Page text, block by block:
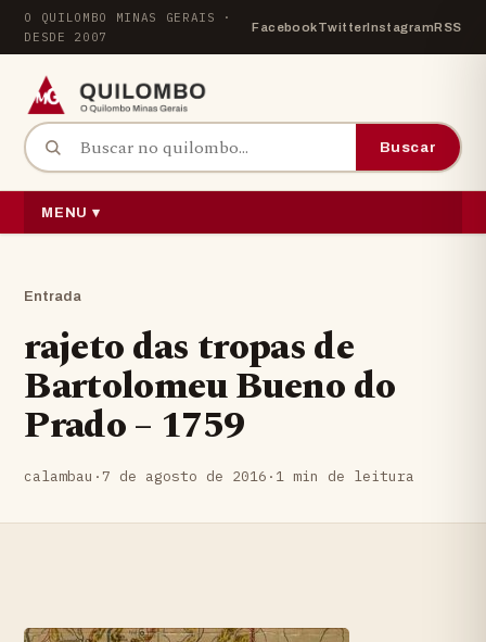
Pular para o conteúdo
O QUILOMBO MINAS GERAIS ·
DESDE 2007
FacebookTwitterInstagramRSS
Buscar por: Buscar
MENU ▾
Entrada
rajeto das tropas de
Bartolomeu Bueno do
Prado – 1759
calambau · 7 de agosto de 2016 · 1 min de leitura